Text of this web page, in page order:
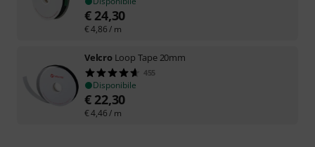
€ 24,30
€ 4,86/ m
Velcro Loop Tape 20mm
455
Disponibile
€ 22,30
€ 4,46/ m